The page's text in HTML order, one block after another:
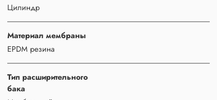
Цилиндр
Материал мембраны
EPDM резина
Тип расширительного
бака